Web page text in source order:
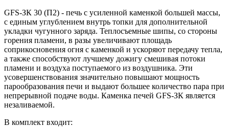
GFS-ЗК 30 (П2) - печь с усиленной каменкой большей массы,
с единым углублением внутрь топки для дополнительной
укладки чугунного заряда. Теплосъемные шипы, со стороны
горения пламени, в разы увеличивают площадь
соприкосновения огня с каменкой и ускоряют передачу тепла,
а также способствуют лучшему дожигу смешивая потоки
пламени и воздуха поступаемого из воздушника. Эти
усовершенствования значительно повышают мощность
парообразования печи и выдают большее количество пара при
непрерывной подаче воды. Каменка печей GFS-ЗК является
незаливаемой.
В комплект входит: